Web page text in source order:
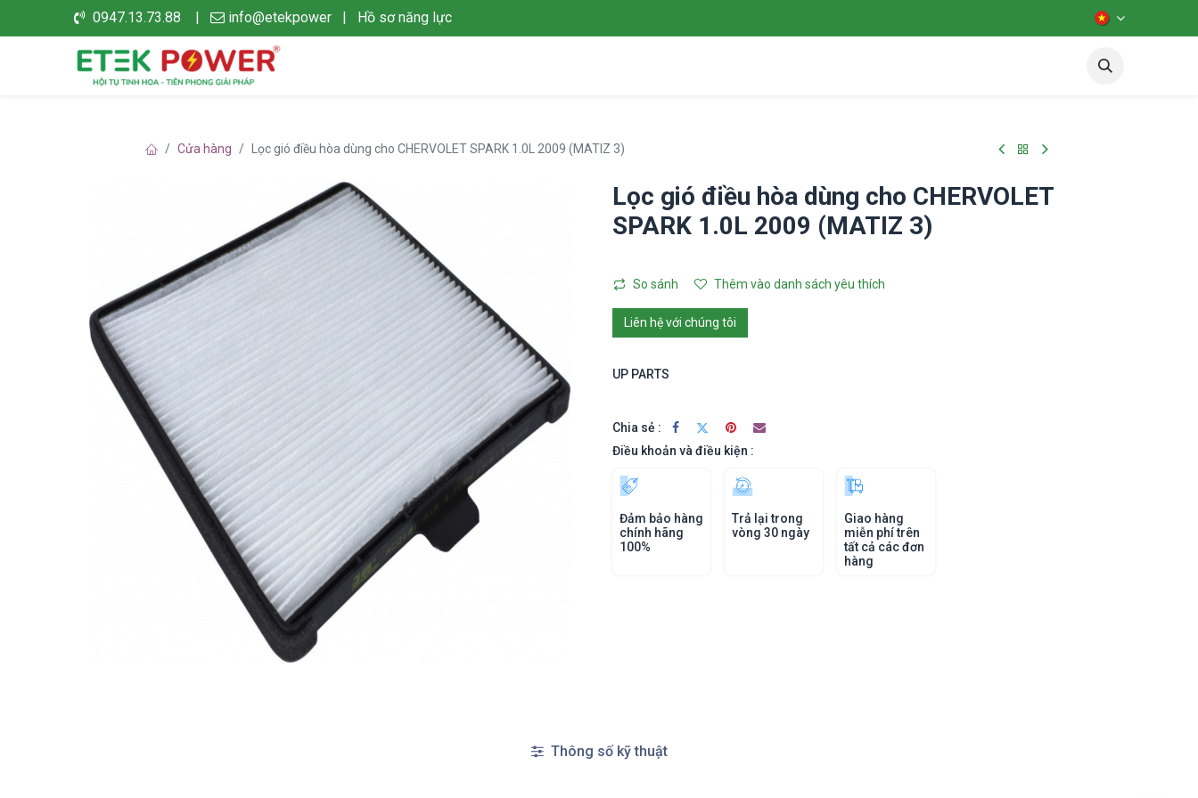
0947.13.73.88 | info@etekpower | Hồ sơ năng lực
Cửa hàng Lọc gió điều hòa dùng cho CHERVOLET SPARK 1.0L 2009 (MATIZ 3)
Lọc gió điều hòa dùng cho CHERVOLET
SPARK 1.0L 2009 (MATIZ 3)
So sánh Thêm vào danh sách yêu thích
Liên hệ với chúng tôi
UP PARTS
Chia sẻ :
Điều khoản và điều kiện :
Đảm bảo hàng
chính hãng
100%
Trả lại trong
vòng 30 ngày
Giao hàng
miễn phí trên
tất cả các đơn
hàng
Thông số kỹ thuật